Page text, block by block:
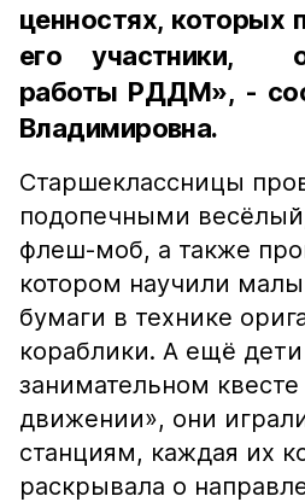
ценностях, которых
его участники, о
работы РДДМ», -
Владимировна.
Старшеклассницы
подопечными
флеш-моб, а также
котором научили
бумаги в технике
кораблики. А ещё
занимательном квесте
движении», они
станциям, каждая их
раскрывала о